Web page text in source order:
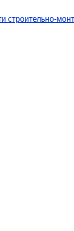
строительно-